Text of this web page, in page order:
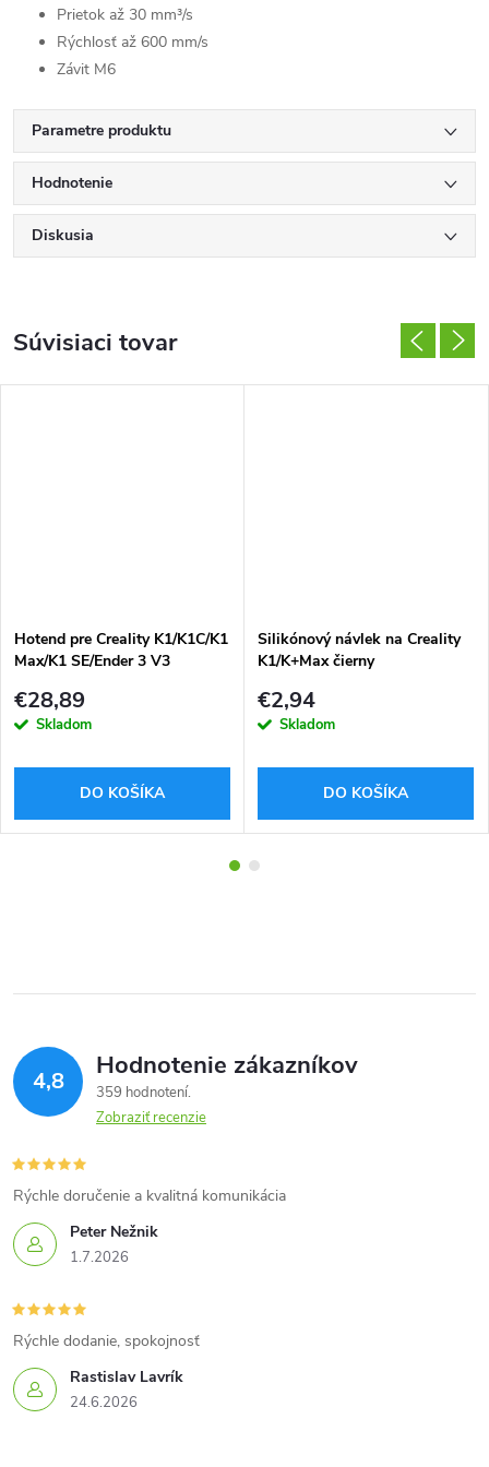
Prietok až 30 mm³/s
Rýchlosť až 600 mm/s
Závit M6
Parametre produktu
Hodnotenie
Diskusia
Súvisiaci tovar
Hotend pre Creality K1/K1C/K1
Max/K1 SE/Ender 3 V3
€28,89
Skladom
DO KOŠÍKA
Silikónový návlek na Creality
K1/K+Max čierny
€2,94
Skladom
DO KOŠÍKA
4,8 Hodnotenie zákazníkov
359 hodnotení
Zobraziť recenzie
Peter Nežnik
1.7.2026
Rýchle doručenie a kvalitná komunikácia
Rastislav Lavrík
24.6.2026
Rýchle dodanie, spokojnosť